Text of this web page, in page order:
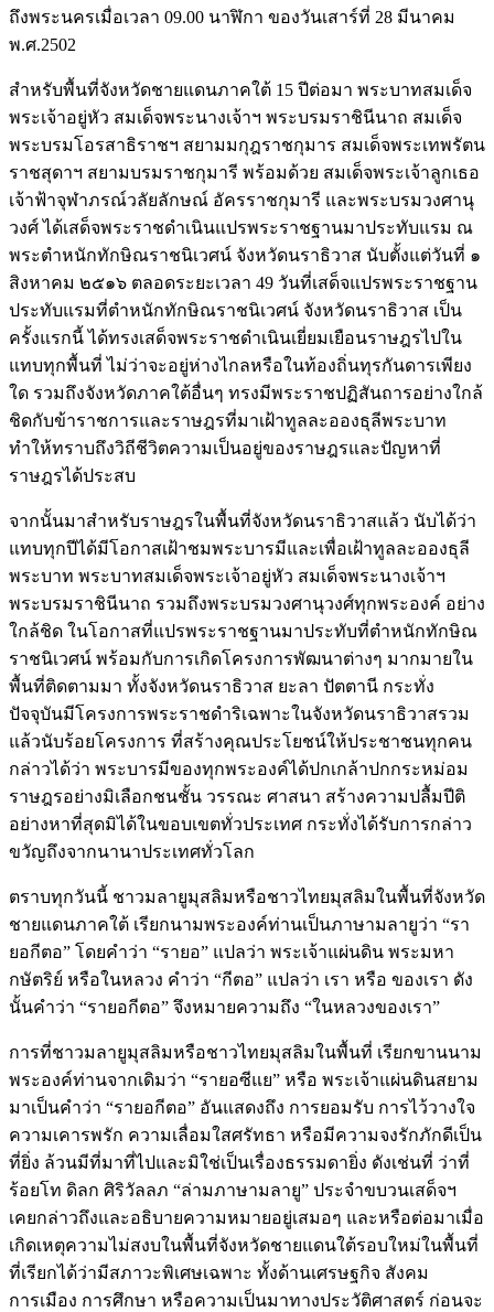
ถึงพระนครเมื่อเวลา 09.00 นาฬิกา ของวันเสาร์ที่ 28 มีนาคม
พ.ศ.2502
สำหรับพื้นที่จังหวัดชายแดนภาคใต้ 15 ปีต่อมา พระบาทสมเด็จ
พระเจ้าอยู่หัว สมเด็จพระนางเจ้าฯ พระบรมราชินีนาถ สมเด็จ
พระบรมโอรสาธิราชฯ สยามมกุฎราชกุมาร สมเด็จพระเทพรัตน
ราชสุดาฯ สยามบรมราชกุมารี พร้อมด้วย สมเด็จพระเจ้าลูกเธอ
เจ้าฟ้าจุฬาภรณ์วลัยลักษณ์ อัครราชกุมารี และพระบรมวงศานุ
วงศ์ ได้เสด็จพระราชดำเนินแปรพระราชฐานมาประทับแรม ณ
พระตำหนักทักษิณราชนิเวศน์ จังหวัดนราธิวาส นับตั้งแต่วันที่ ๑
สิงหาคม ๒๕๑๖ ตลอดระยะเวลา 49 วันที่เสด็จแปรพระราชฐาน
ประทับแรมที่ตำหนักทักษิณราชนิเวศน์ จังหวัดนราธิวาส เป็น
ครั้งแรกนี้ ได้ทรงเสด็จพระราชดำเนินเยี่ยมเยือนราษฎรไปใน
แทบทุกพื้นที่ ไม่ว่าจะอยู่ห่างไกลหรือในท้องถิ่นทุรกันดารเพียง
ใด รวมถึงจังหวัดภาคใต้อื่นๆ ทรงมีพระราชปฏิสันถารอย่างใกล้
ชิดกับข้าราชการและราษฎรที่มาเฝ้าทูลละอองธุลีพระบาท
ทำให้ทราบถึงวิถีชีวิตความเป็นอยู่ของราษฎรและปัญหาที่
ราษฎรได้ประสบ
จากนั้นมาสำหรับราษฎรในพื้นที่จังหวัดนราธิวาสแล้ว นับได้ว่า
แทบทุกปีได้มีโอกาสเฝ้าชมพระบารมีและเพื่อเฝ้าทูลละอองธุลี
พระบาท พระบาทสมเด็จพระเจ้าอยู่หัว สมเด็จพระนางเจ้าฯ
พระบรมราชินีนาถ รวมถึงพระบรมวงศานุวงศ์ทุกพระองค์ อย่าง
ใกล้ชิด ในโอกาสที่แปรพระราชฐานมาประทับที่ตำหนักทักษิณ
ราชนิเวศน์ พร้อมกับการเกิดโครงการพัฒนาต่างๆ มากมายใน
พื้นที่ติดตามมา ทั้งจังหวัดนราธิวาส ยะลา ปัตตานี กระทั่ง
ปัจจุบันมีโครงการพระราชดำริเฉพาะในจังหวัดนราธิวาสรวม
แล้วนับร้อยโครงการ ที่สร้างคุณประโยชน์ให้ประชาชนทุกคน
กล่าวได้ว่า พระบารมีของทุกพระองค์ได้ปกเกล้าปกกระหม่อม
ราษฎรอย่างมิเลือกชนชั้น วรรณะ ศาสนา สร้างความปลื้มปีติ
อย่างหาที่สุดมิได้ในขอบเขตทั่วประเทศ กระทั่งได้รับการกล่าว
ขวัญถึงจากนานาประเทศทั่วโลก
ตราบทุกวันนี้ ชาวมลายูมุสลิมหรือชาวไทยมุสลิมในพื้นที่จังหวัด
ชายแดนภาคใต้ เรียกนามพระองค์ท่านเป็นภาษามลายูว่า “รา
ยอกีตอ” โดยคำว่า “รายอ” แปลว่า พระเจ้าแผ่นดิน พระมหา
กษัตริย์ หรือในหลวง คำว่า “กีตอ” แปลว่า เรา หรือ ของเรา ดัง
นั้นคำว่า “รายอกีตอ” จึงหมายความถึง “ในหลวงของเรา”
การที่ชาวมลายูมุสลิมหรือชาวไทยมุสลิมในพื้นที่ เรียกขานนาม
พระองค์ท่านจากเดิมว่า “รายอซีแย” หรือ พระเจ้าแผ่นดินสยาม
มาเป็นคำว่า “รายอกีตอ” อันแสดงถึง การยอมรับ การไว้วางใจ
ความเคารพรัก ความเลื่อมใสศรัทธา หรือมีความจงรักภักดีเป็น
ที่ยิ่ง ล้วนมีที่มาที่ไปและมิใช่เป็นเรื่องธรรมดายิ่ง ดังเช่นที่ ว่าที่
ร้อยโท ดิลก ศิริวัลลภ “ล่ามภาษามลายู” ประจำขบวนเสด็จฯ
เคยกล่าวถึงและอธิบายความหมายอยู่เสมอๆ และหรือต่อมาเมื่อ
เกิดเหตุความไม่สงบในพื้นที่จังหวัดชายแดนใต้รอบใหม่ในพื้นที่
ที่เรียกได้ว่ามีสภาวะพิเศษเฉพาะ ทั้งด้านเศรษฐกิจ สังคม
การเมือง การศึกษา หรือความเป็นมาทางประวัติศาสตร์ ก่อนจะ